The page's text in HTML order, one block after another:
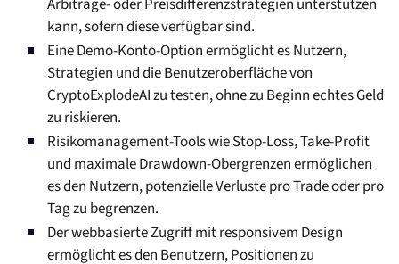
Arbitrage- oder Preisdifferenzstrategien unterstützen
kann, sofern diese verfügbar sind.
Eine Demo-Konto-Option ermöglicht es Nutzern,
Strategien und die Benutzeroberfläche von
CryptoExplodeAI zu testen, ohne zu Beginn echtes Geld
zu riskieren.
Risikomanagement-Tools wie Stop-Loss, Take-Profit
und maximale Drawdown-Obergrenzen ermöglichen
es den Nutzern, potenzielle Verluste pro Trade oder pro
Tag zu begrenzen.
Der webbasierte Zugriff mit responsivem Design
ermöglicht es den Benutzern, Positionen zu